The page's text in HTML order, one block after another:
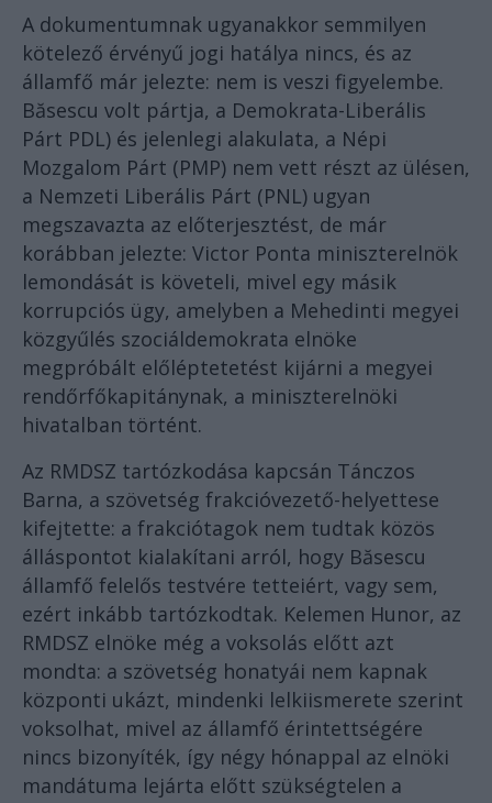
A dokumentumnak ugyanakkor semmilyen
kötelező érvényű jogi hatálya nincs, és az
államfő már jelezte: nem is veszi figyelembe.
Băsescu volt pártja, a Demokrata-Liberális
Párt PDL) és jelenlegi alakulata, a Népi
Mozgalom Párt (PMP) nem vett részt az ülésen,
a Nemzeti Liberális Párt (PNL) ugyan
megszavazta az előterjesztést, de már
korábban jelezte: Victor Ponta miniszterelnök
lemondását is követeli, mivel egy másik
korrupciós ügy, amelyben a Mehedinti megyei
közgyűlés szociáldemokrata elnöke
megpróbált előléptetetést kijárni a megyei
rendőrfőkapitánynak, a miniszterelnöki
hivatalban történt.
Az RMDSZ tartózkodása kapcsán Tánczos
Barna, a szövetség frakcióvezető-helyettese
kifejtette: a frakciótagok nem tudtak közös
álláspontot kialakítani arról, hogy Băsescu
államfő felelős testvére tetteiért, vagy sem,
ezért inkább tartózkodtak. Kelemen Hunor, az
RMDSZ elnöke még a voksolás előtt azt
mondta: a szövetség honatyái nem kapnak
központi ukázt, mindenki lelkiismerete szerint
voksolhat, mivel az államfő érintettségére
nincs bizonyíték, így négy hónappal az elnöki
mandátuma lejárta előtt szükségtelen a